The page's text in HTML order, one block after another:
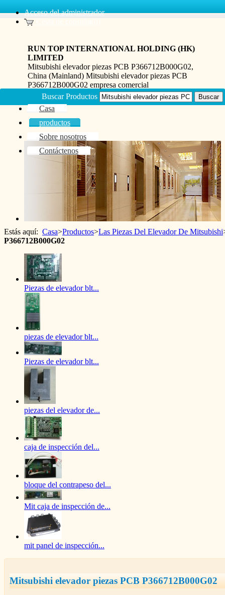
Acceso del administrador
RUN TOP INTERNATIONAL HOLDING (HK)
LIMITED
Mitsubishi elevador piezas PCB P366712B000G02,
China (Mainland) Mitsubishi elevador piezas PCB
P366712B000G02 empresa comercial
Casa
productos
Sobre nosotros
Contáctenos
Buscar Productos
Estás aquí: Casa>Productos>Las Piezas Del Elevador De Mitsubishi
P366712B000G02
Piezas de elevador blt...
piezas de elevador blt...
Piezas de elevador blt...
piezas del elevador de...
caja de inspección del...
bloque del contrapeso del...
Mit caja de inspección de...
mit panel de inspección...
Mitsubishi elevador piezas PCB P366712B000G02